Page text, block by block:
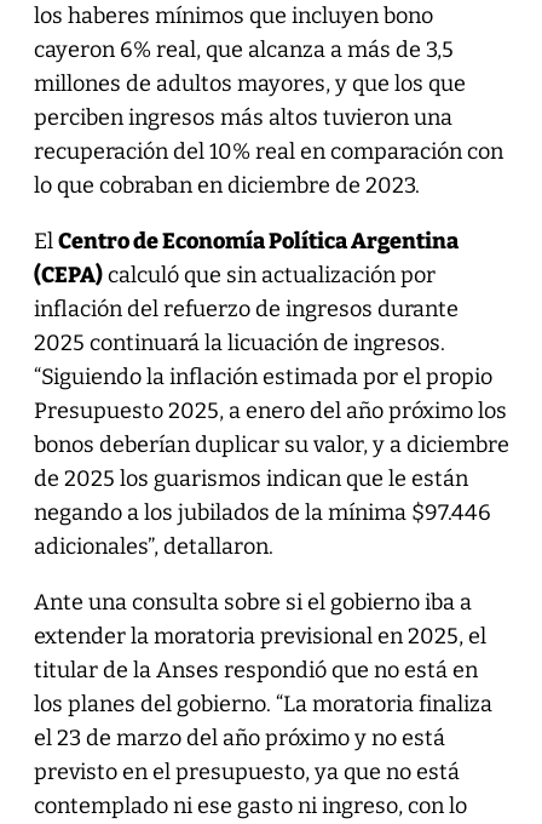
los haberes mínimos que incluyen bono
cayeron 6% real, que alcanza a más de 3,5
millones de adultos mayores, y que los que
perciben ingresos más altos tuvieron una
recuperación del 10% real en comparación con
lo que cobraban en diciembre de 2023.
ElCentro de Economía Política Argentina
(CEPA)calculó que sin actualización por
inflación del refuerzo de ingresos durante
2025 continuará la licuación de ingresos.
“Siguiendo la inflación estimada por el propio
Presupuesto 2025, a enero del año próximo los
bonos deberían duplicar su valor, y a diciembre
de 2025 los guarismos indican que le están
negando a los jubilados de la mínima $97.446
adicionales”, detallaron.
Ante una consulta sobre si el gobierno iba a
extender la moratoria previsional en 2025, el
titular de la Anses respondió que no está en
los planes del gobierno. “La moratoria finaliza
el 23 de marzo del año próximo y no está
previsto en el presupuesto, ya que no está
contemplado ni ese gasto ni ingreso, con lo